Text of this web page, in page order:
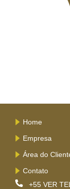
Home
Empresa
Área do
Contato
+55 VER